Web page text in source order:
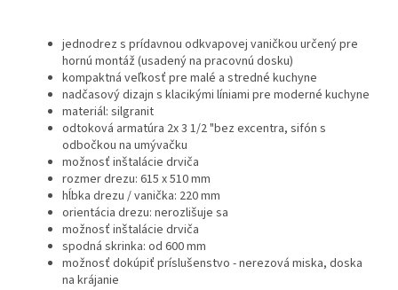
jednodrez s prídavnou odkvapovej vaničkou určený pre
hornú montáž (usadený na pracovnú dosku)
kompaktná veľkosť pre malé a stredné kuchyne
nadčasový dizajn s klacikými líniami pre moderné kuchyne
materiál: silgranit
odtoková armatúra 2x 3 1/2 "bez excentra, sifón s
odbočkou na umývačku
možnosť inštalácie drviča
rozmer drezu: 615 x 510 mm
hĺbka drezu / vanička: 220 mm
orientácia drezu: nerozlišuje sa
možnosť inštalácie drviča
spodná skrinka: od 600 mm
možnosť dokúpiť príslušenstvo - nerezová miska, doska
na krájanie